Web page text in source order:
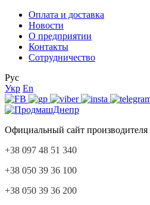
Оплата и доставка
Новости
О предприятии
Контакты
Сотрудничество
Рус
Укр En
Официальный сайт производителя
+38 097 48 51 340
+38 050 39 36 100
+38 050 39 36 200